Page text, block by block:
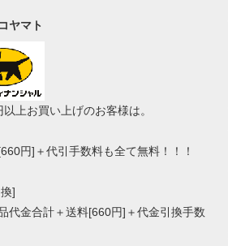
ヤマト
上お買い上げのお客様は。
円]＋代引手数料も全て無料！！！
]
代金合計＋送料[660円]＋代金引換手数